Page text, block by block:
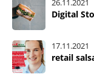
26.11.2021
Digital
17.11.2021
retail